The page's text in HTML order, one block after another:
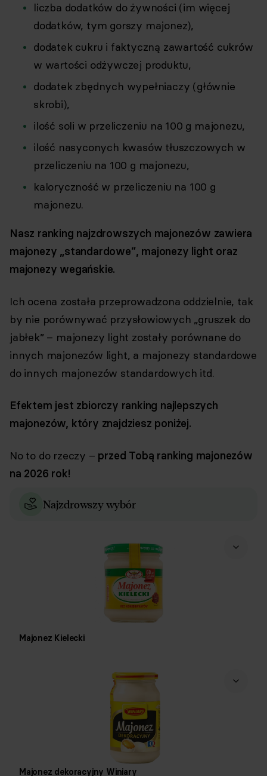
liczba dodatków do żywności (im więcej
dodatków, tym gorszy majonez),
dodatek cukru i faktyczną zawartość cukrów
w wartości odżywczej produktu,
dodatek zbędnych wypełniaczy (głównie
skrobi),
ilość soli w przeliczeniu na 100 g majonezu,
ilość nasyconych kwasów tłuszczowych w
przeliczeniu na 100 g majonezu,
kaloryczność w przeliczeniu na 100 g
majonezu.
Nasz ranking najzdrowszych majonezów zawiera
majonezy „standardowe”, majonezy light oraz
majonezy wegańskie.
Ich ocena została przeprowadzona oddzielnie, tak
by nie porównywać przysłowiowych „gruszek do
jabłek” – majonezy light zostały porównane do
innych majonezów light, a majonezy standardowe
do innych majonezów standardowych itd.
Efektem jest zbiorczy ranking najlepszych
majonezów, który znajdziesz poniżej.
No to do rzeczy – przed Tobą ranking majonezów
na 2026 rok!
Najzdrowszy wybór
Majonez Kielecki
Majonez dekoracyjny Winiary